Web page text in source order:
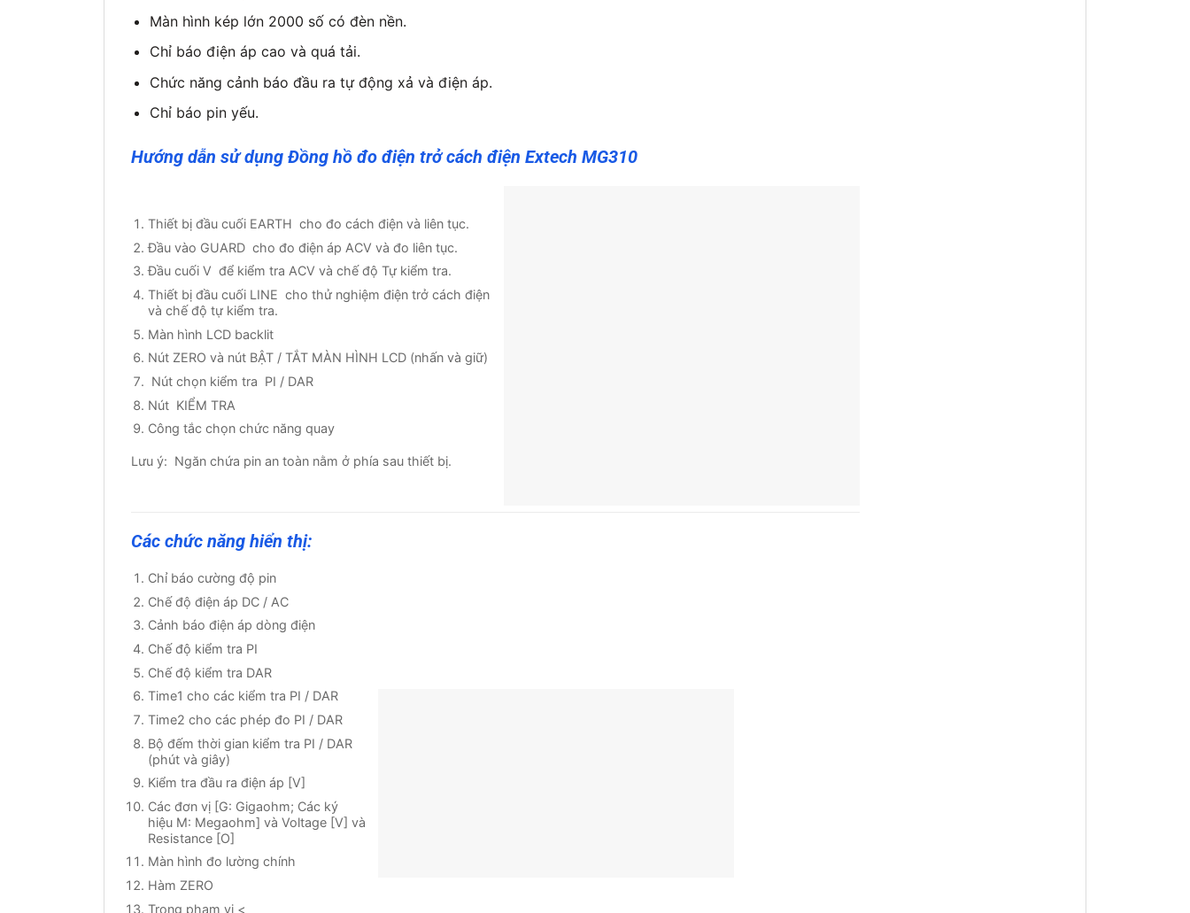
Màn hình kép lớn 2000 số có đèn nền.
Chỉ báo điện áp cao và quá tải.
Chức năng cảnh báo đầu ra tự động xả và điện áp.
Chỉ báo pin yếu.
Hướng dẫn sử dụng Đồng hồ đo điện trở cách điện Extech MG310
Thiết bị đầu cuối EARTH cho đo cách điện và liên tục.
Đầu vào GUARD cho đo điện áp ACV và đo liên tục.
Đầu cuối V để kiểm tra ACV và chế độ Tự kiểm tra.
Thiết bị đầu cuối LINE cho thử nghiệm điện trở cách điện
và chế độ tự kiểm tra.
Màn hình LCD backlit
Nút ZERO và nút BẬT / TẮT MÀN HÌNH LCD (nhấn và giữ)
Nút chọn kiểm tra PI / DAR
Nút KIỂM TRA
Công tắc chọn chức năng quay
Lưu ý: Ngăn chứa pin an toàn nằm ở phía sau thiết bị.
Các chức năng hiển thị:
Chỉ báo cường độ pin
Chế độ điện áp DC / AC
Cảnh báo điện áp dòng điện
Chế độ kiểm tra PI
Chế độ kiểm tra DAR
Time1 cho các kiểm tra PI / DAR
Time2 cho các phép đo PI / DAR
Bộ đếm thời gian kiểm tra PI / DAR
(phút và giây)
Kiểm tra đầu ra điện áp [V]
Các đơn vị [G: Gigaohm; Các ký
hiệu M: Megaohm] và Voltage [V] và
Resistance [O]
Màn hình đo lường chính
Hàm ZERO
Trong phạm vi <